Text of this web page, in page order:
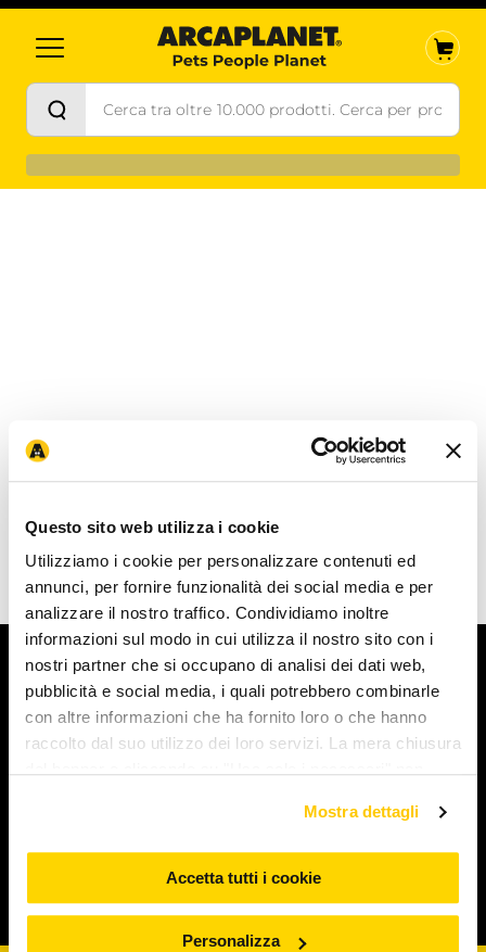
Questo sito web utilizza i cookie
Utilizziamo i cookie per personalizzare contenuti ed
annunci, per fornire funzionalità dei social media e per
analizzare il nostro traffico. Condividiamo inoltre
informazioni sul modo in cui utilizza il nostro sito con i
nostri partner che si occupano di analisi dei dati web,
pubblicità e social media, i quali potrebbero combinarle
con altre informazioni che ha fornito loro o che hanno
raccolto dal suo utilizzo dei loro servizi. La mera chiusura
la nostra cookie policy. Il consenso può essere espresso
diverse categorie di cookies da "Personalizza"
Mostra dettagli
Accetta tutti i cookie
Personalizza
Arcaplanet
Novità e servizi
Corporate & Legal